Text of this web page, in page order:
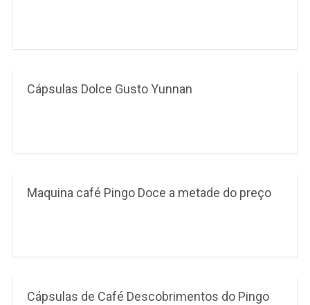
Cápsulas Dolce Gusto Yunnan
Maquina café Pingo Doce a metade do preço
Cápsulas de Café Descobrimentos do Pingo